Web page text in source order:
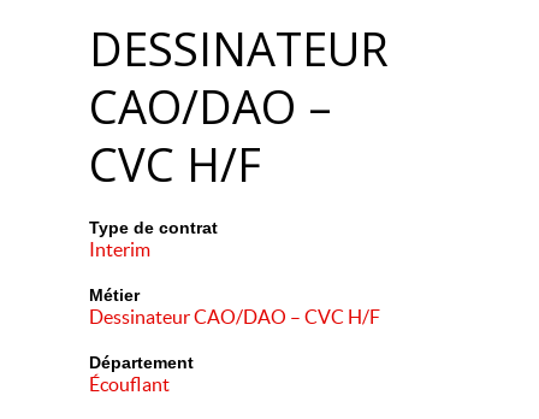
DESSINATEUR
CAO/DAO –
CVC H/F
Type de contrat
Interim
Métier
Dessinateur CAO/DAO – CVC H/F
Département
Écouflant